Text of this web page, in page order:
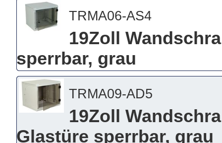
TRMA06-AS4
19Zoll
sperrbar, grau
TRMA09-AD5
19Zoll
Glastüre sperrbar, grau